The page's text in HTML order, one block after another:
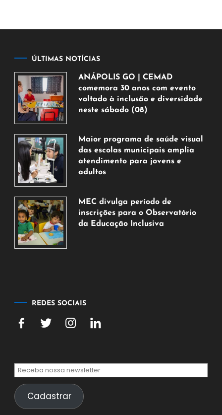
ÚLTIMAS NOTÍCIAS
ANÁPOLIS GO | CEMAD
comemora 30 anos com evento
voltado à inclusão e diversidade
neste sábado (08)
de
agosto
de
2026
Maior programa de saúde visual
das escolas municipais amplia
atendimento para jovens e
adultos
de
agosto
de
MEC divulga período de
inscrições para o Observatório
da Educação Inclusiva
REDES SOCIAIS
Cadastrar